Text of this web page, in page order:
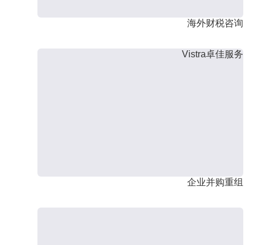
海外财税咨询
Vistra卓佳服务
企业并购重组